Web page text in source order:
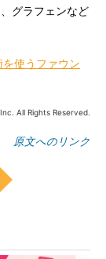
グラフェンなど
を使うファウン
All Rights Reserved.
原文へのリンク